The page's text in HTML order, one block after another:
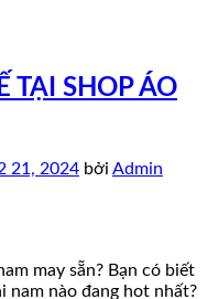
TẠI SHOP ÁO
21, 2024 bởi Admin
may sẵn? Bạn có biết
nam nào đang hot nhất?